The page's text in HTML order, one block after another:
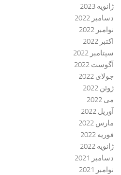
ژانویه 2023
دسامبر 2022
نوامبر 2022
اکتبر 2022
سپتامبر 2022
آگوست 2022
جولای 2022
ژوئن 2022
می 2022
آوریل 2022
مارس 2022
فوریه 2022
ژانویه 2022
دسامبر 2021
نوامبر 2021